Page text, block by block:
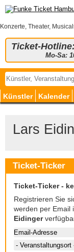
Konzerte, Theater,
Ticket-
Mo-Sa:
Künstler Kalender
Lars
Ticket-Ticker
Ticket-Ticker -
Registrieren Sie
werden per Email
Eidinger